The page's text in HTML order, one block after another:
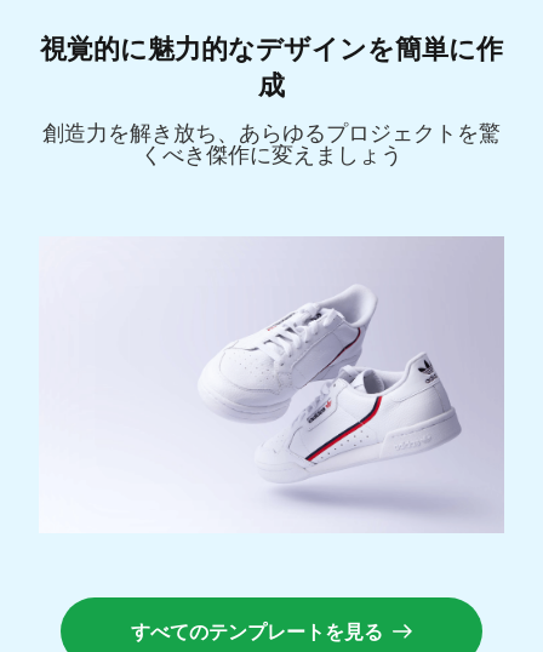
視覚的に魅力的なデザインを簡単に作
成
創造力を解き放ち、あらゆるプロジェクトを驚
くべき傑作に変えましょう
すべてのテンプレートを見る